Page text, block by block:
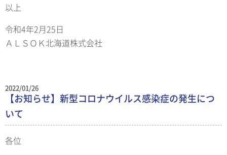
以上
令和4年2月25日
ＡＬＳＯＫ北海道株式会社
2022/01/26
【お知らせ】新型コロナウイルス感染症の発生につ
いて
各位